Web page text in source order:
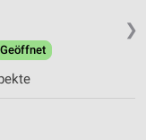
❯
Geöffnet